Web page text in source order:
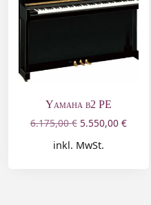
Yamaha b2 PE
6.175,00€ 5.550,00 €
inkl. MwSt.